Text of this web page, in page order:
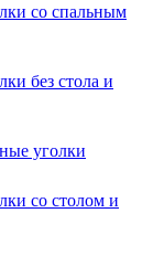
со спальным
без стола и
уголки
со столом и